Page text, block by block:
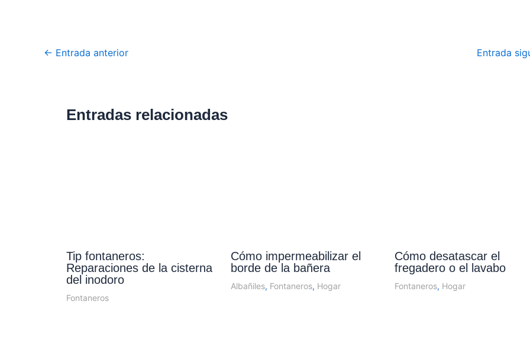
← Entrada anterior Entrada
Entradas relacionadas
Tip fontaneros:
Reparaciones de la cisterna
del inodoro
Fontaneros
Cómo impermeabilizar el
borde de la bañera
Albañiles, Fontaneros, Hogar
Cómo desatascar el
fregadero o el lavabo
Fontaneros, Hogar